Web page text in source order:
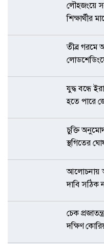
লৌহজংয়ে
শিক্ষার্থীর
তীব্র গরমে
যুদ্ধ বন্ধে
হতে পারে
চুক্তি
স্থগিতের
আলোচনায়
দাবি সঠিক
চেক
দক্ষিণ